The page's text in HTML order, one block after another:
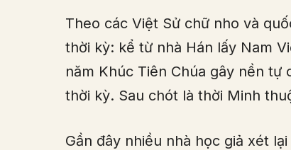
Theo các Việt Sử chữ nho và
thời kỳ: kể từ nhà Hán lấy Nam
năm Khúc Tiên Chúa gây nền
thời kỳ. Sau chót là thời Minh
Gần đây nhiều nhà học giả xét